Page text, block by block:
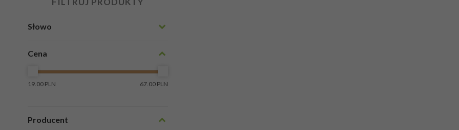
Słowo
Cena
19.00 PLN 67.00 PLN
Producent